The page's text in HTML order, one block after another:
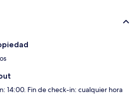
14:00. Fin de check-in: cualquier hora